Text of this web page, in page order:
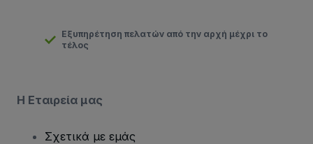
Εξυπηρέτηση πελατών από την αρχή μέχρι το
τέλος
Η Εταιρεία μας
Σχετικά με εμάς